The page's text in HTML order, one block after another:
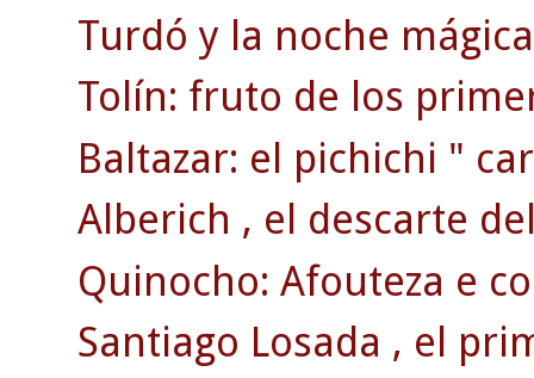
Turdó y la noche
Tolín: fruto de los
Baltazar: el pichichi "
Alberich , el descarte
Quinocho: Afouteza e
Santiago Losada , el